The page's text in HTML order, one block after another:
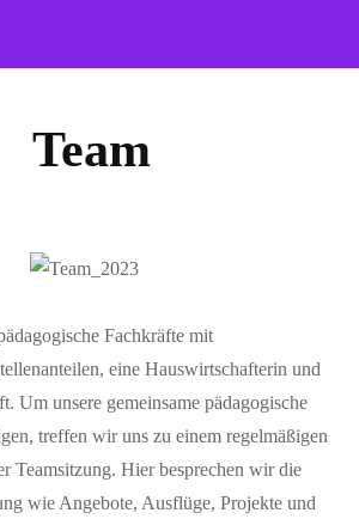
Lukas-
Team
Fachkräfte mit
eine Hauswirtschafterin und
Um unsere gemeinsame pädagogische
treffen wir uns zu einem regelmäßigen
Teamsitzung. Hier besprechen wir die
wie Angebote, Ausflüge, Projekte und